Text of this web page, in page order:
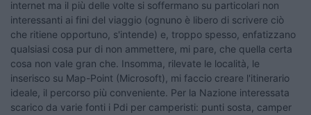
internet ma il più delle volte si soffermano su particolari non
interessanti ai fini del viaggio (ognuno è libero di scrivere ciò
che ritiene opportuno, s'intende) e, troppo spesso, enfatizzano
qualsiasi cosa pur di non ammettere, mi pare, che quella certa
cosa non vale gran che. Insomma, rilevate le località, le
inserisco su Map-Point (Microsoft), mi faccio creare l'itinerario
ideale, il percorso più conveniente. Per la Nazione interessata
scarico da varie fonti i Pdi per camperisti: punti sosta, camper